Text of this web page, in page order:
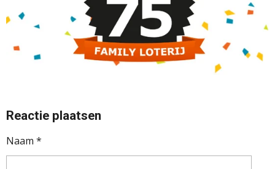
Reactie plaatsen
Naam *